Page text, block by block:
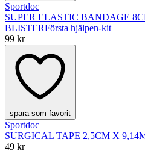
Sportdoc
SUPER ELASTIC BANDAGE
BLISTERFörsta hjälpen-kit
99 kr
spara som favorit
Sportdoc
SURGICAL TAPE 2,5CM X
49 kr